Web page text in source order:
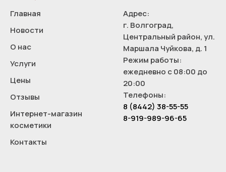
Главная
Новости
О нас
Услуги
Цены
Отзывы
Интернет-магазин
косметики
Контакты
Адрес:
г. Волгоград,
Центральный район, ул.
Маршала Чуйкова, д. 1
Режим работы:
ежедневно с 08:00 до
20:00
Телефоны:
8 (8442) 38-55-55
8-919-989-96-65